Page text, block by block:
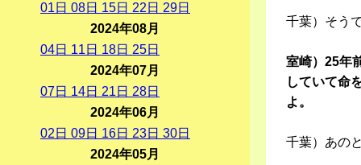
千葉）そう
室崎）25年
していて命
よ。
千葉）あの
01 日 08日 15日 22 日 29日
2024年08月
04日 11 日 18日 25日
2024年07月
07日 14日 21 日 28日
2024年06月
02 日 09日 16日 23日 30日
2024年05月